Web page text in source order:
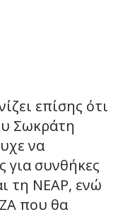
επίσης ότι
Σωκράτη
να
για συνθήκες
τη ΝΕΑΡ, ενώ
που θα